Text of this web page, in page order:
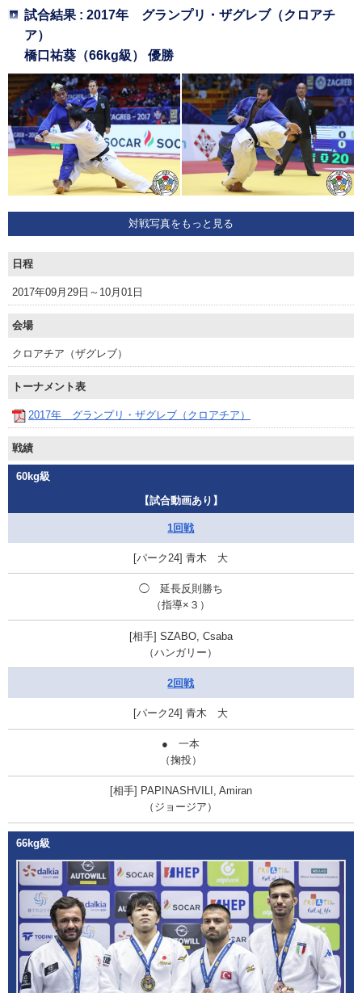
試合結果 : 2017年 グランプリ・ザグレブ（クロアチ
ア）
橋口祐葵（66kg級） 優勝
対戦写真をもっと見る
日程
2017年09月29日～10月01日
会場
クロアチア（ザグレブ）
トーナメント表
2017年 グランプリ・ザグレブ（クロアチア）
戦績
60kg級
【試合動画あり】
1回戦
青木 大
◯ 延長反則勝ち
（指導×３）
SZABO, Csaba
（ハンガリー）
2回戦
青木 大
● 一本
（掬投）
PAPINASHVILI, Amiran
（ジョージア）
66kg級